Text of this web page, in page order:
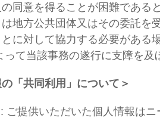
同意を得ることが困難である
方公共団体又はその委託を
に対して協力する必要がある
って当該事務の遂行に支障を及
の「共同利用」について＞
ご提供いただいた個人情報は